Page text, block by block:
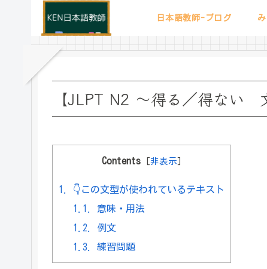
日本語教師-ブログ
【JLPT N2 ～得る／得ない
Contents [非表示]
1.
👇この文型が使われているテキスト
1.1.
意味・用法
1.2.
例文
1.3.
練習問題